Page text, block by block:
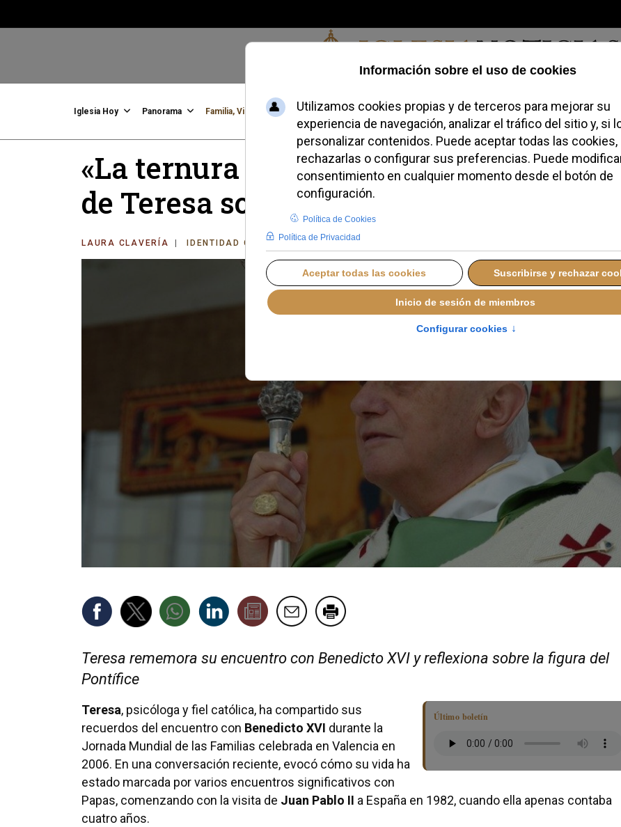
Sábado, 08 de agosto de 2026
Iglesia Hoy Panorama Familia, Vida, Identidad Credofobiómetro Blogs Temas Buscar #JovenesConFe Podcast
«La ternura personificada»: el recuerdo
de Teresa sobre Benedicto XVI
LAURA CLAVERÍA IDENTIDAD CRISTIANA MARTES, 26 MAYO 2026 12:14
Teresa rememora su encuentro con Benedicto XVI y reflexiona sobre la figura del
Pontífice
Último boletín
Teresa, psicóloga y fiel católica, ha compartido sus
recuerdos del encuentro con Benedicto XVI durante la
Jornada Mundial de las Familias celebrada en Valencia en
2006. En una conversación reciente, evocó cómo su vida ha
estado marcada por varios encuentros significativos con
Papas, comenzando con la visita de Juan Pablo II a España en 1982, cuando ella apenas contaba
cuatro años.